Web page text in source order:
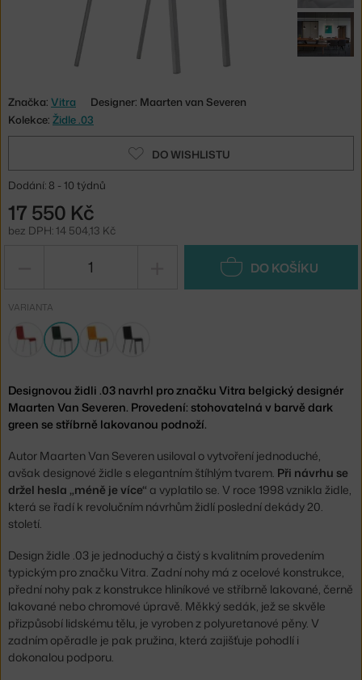
Značka: Vitra
Designer: Maarten van Severen
Kolekce: Židle .03
DO WISHLISTU
Dodání: 8 - 10 týdnů
17 550 Kč
bez DPH: 14 504,13 Kč
DO KOŠÍKU
VARIANTA
Designovou židli .03 navrhl pro značku Vitra belgický designér
Maarten Van Severen. Provedení: stohovatelná v barvě dark
green se stříbrně lakovanou podnoží.
Autor Maarten Van Severen usiloval o vytvoření jednoduché,
avšak designové židle s elegantním štíhlým tvarem. Při návrhu se
držel hesla „méně je více“ a vyplatilo se. V roce 1998 vznikla židle,
která se řadí k revolučním návrhům židlí poslední dekády 20.
století.
Design židle .03 je jednoduchý a čistý s kvalitním provedením
typickým pro značku Vitra. Zadní nohy má z ocelové konstrukce,
přední nohy pak z konstrukce hliníkové ve stříbrně lakované, černě
lakované nebo chromové úpravě. Měkký sedák, jež se skvěle
přizpůsobí lidskému tělu, je vyroben z polyuretanové pěny. V
zadním opěradle je pak pružina, která zajišťuje pohodlí i
dokonalou podporu.